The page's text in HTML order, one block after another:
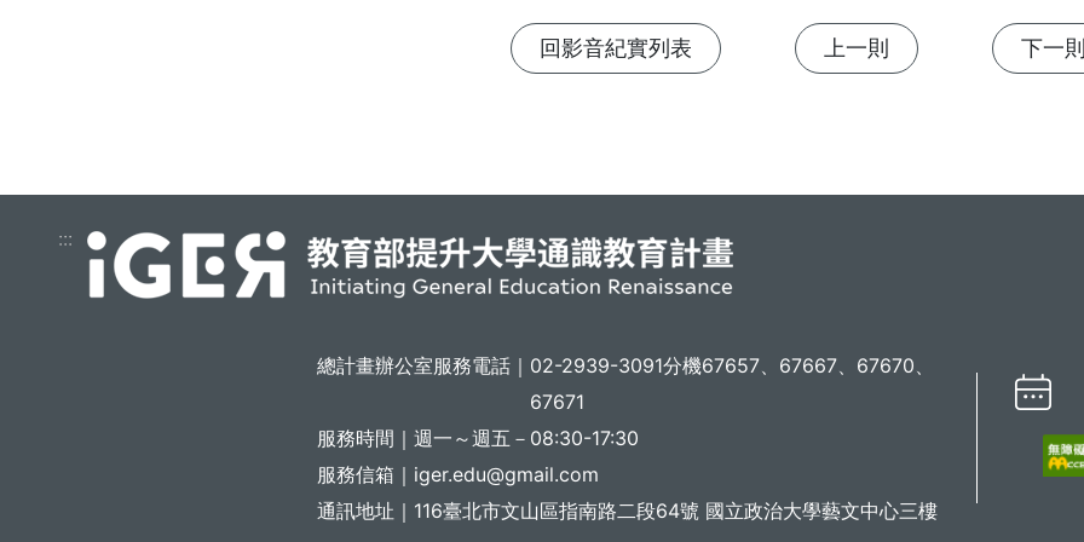
回影音紀實列表 上一則 下一
:::
總計畫辦公室服務電話｜ 02-2939-3091分機67657、67667、67670、
67671
服務時間｜ 週一～週五－08:30-17:30
服務信箱｜ iger.edu@gmail.com
通訊地址｜ 116臺北市文山區指南路二段64號 國立政治大學藝文中心三樓